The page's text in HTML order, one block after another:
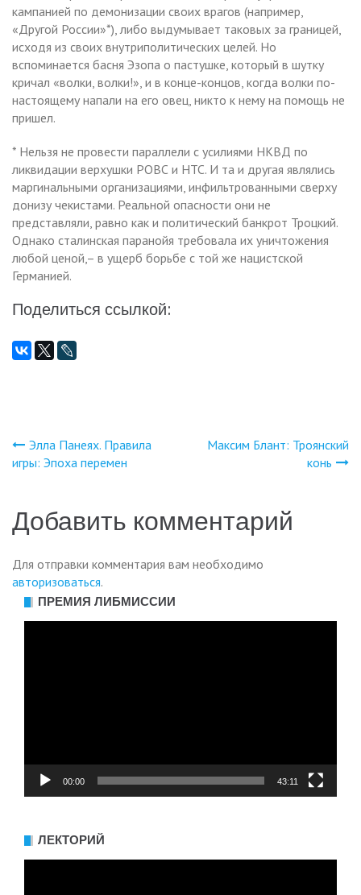
кампанией по демонизации своих врагов (например,
«Другой России»*), либо выдумывает таковых за границей,
исходя из своих внутриполитических целей. Но
вспоминается басня Эзопа о пастушке, который в шутку
кричал «волки, волки!», и в конце-концов, когда волки по-
настоящему напали на его овец, никто к нему на помощь не
пришел.
* Нельзя не провести параллели с усилиями НКВД по
ликвидации верхушки РОВС и НТС. И та и другая являлись
маргинальными организациями, инфильтрованными сверху
донизу чекистами. Реальной опасности они не
представляли, равно как и политический банкрот Троцкий.
Однако сталинская паранойя требовала их уничтожения
любой ценой,– в ущерб борьбе с той же нацистской
Германией.
Поделиться ссылкой:
Навигация
записям
Элла Панеях. Правила
игры: Эпоха перемен
Максим Блант: Троянский
конь
Добавить комментарий
Для отправки комментария вам необходимо
авторизоваться.
ПРЕМИЯ ЛИБМИССИИ
00:00 43:11
ЛЕКТОРИЙ